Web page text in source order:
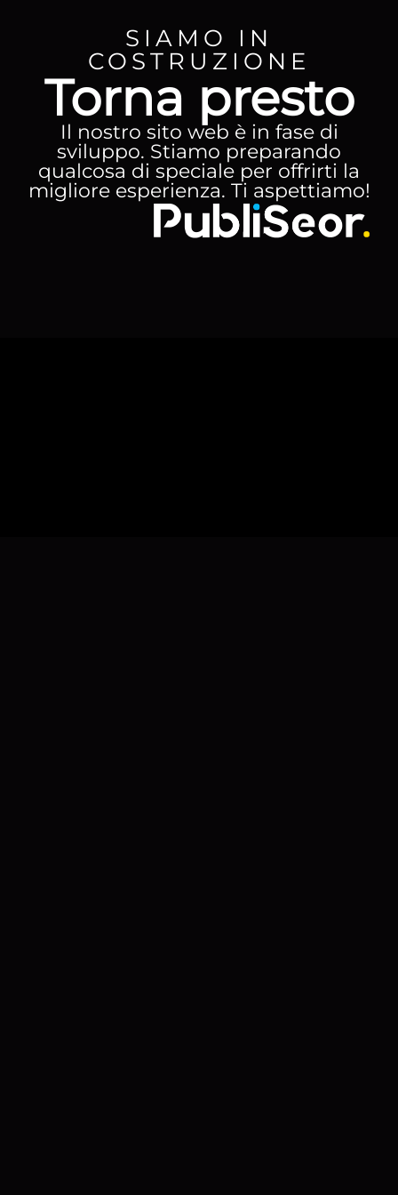
SIAMO IN
COSTRUZIONE
Torna presto
Il nostro sito web è in fase di
sviluppo. Stiamo preparando
qualcosa di speciale per offrirti la
migliore esperienza. Ti aspettiamo!